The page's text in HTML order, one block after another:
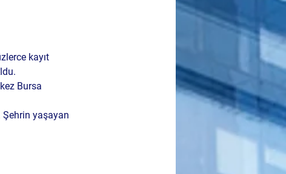
kayıt
Bursa
Şehrin yaşayan